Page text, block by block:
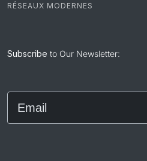
RÉSEAUX MODERNES
Subscribe to Our Newsletter:
Email